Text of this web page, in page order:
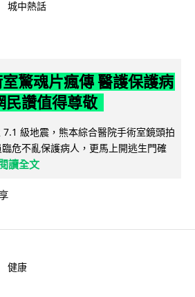
城中熱話
驚魂片瘋傳 醫護保護病
民讚值得尊敬
級地震，熊本綜合醫院手術室鏡頭拍
危不亂保護病人，更馬上開逃生門確
讀全文
健康